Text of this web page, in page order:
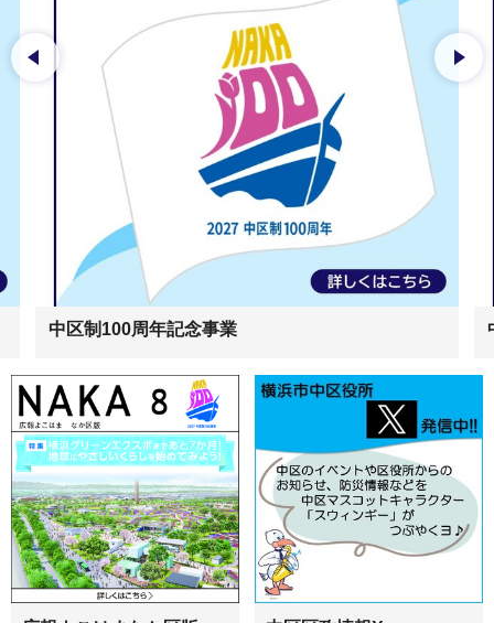
前のスライドを表示
中区制100周年記念事業
次